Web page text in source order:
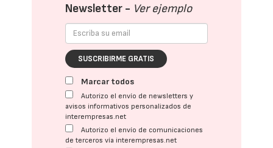
Newsletter - Ver ejemplo
SUSCRIBIRME GRATIS
Marcar todos
Autorizo el envío de newsletters y
avisos informativos personalizados de
interempresas.net
Autorizo el envío de comunicaciones
de terceros vía interempresas.net